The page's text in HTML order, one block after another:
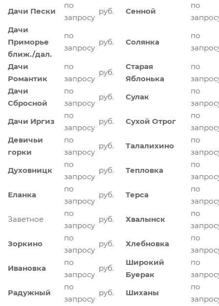
Дачи Пески
по
запросу
руб. Сенной
по
Дачи
Приморье
ближ./дал.
по
запросу
руб. Солянка
по
Дачи
Романтик
по
запросу
руб.
Старая
Яблонька
по
Дачи
Сбросной
по
запросу
руб. Сулак
по
Дачи Иргиз
по
запросу
руб. Сухой Отрог
по
Девичьи
горки
по
запросу
руб. Талалихино
по
Духовницк
по
запросу
руб. Тепловка
по
Еланка
по
запросу
руб. Терса
по
Заветное
по
запросу
руб. Хвалынск
по
Зоркино
по
запросу
руб. Хлебновка
по
Ивановка
по
запросу
руб.
Широкий
Буерак
по
Радужный
по
запросу
руб. Шиханы
по